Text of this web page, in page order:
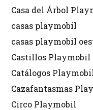
Casa del Árbol
casas playmobil
casas playmobil
Castillos Playmobil
Catálogos
Cazafantasmas
Circo Playmobil